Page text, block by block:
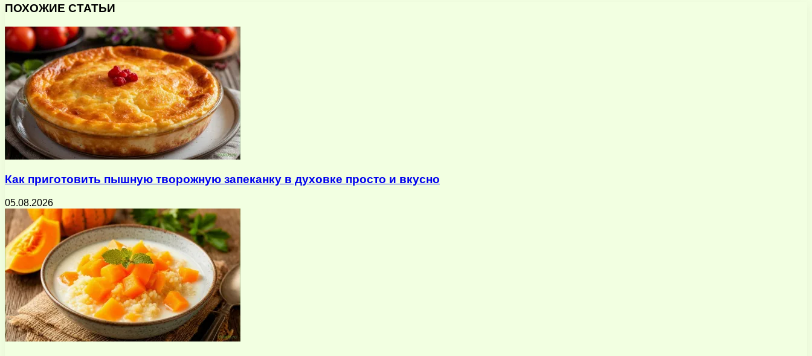
через
почту
ПОХОЖИЕ СТАТЬИ
Как приготовить пышную творожную запеканку в духовке просто и вкусно
05.08.2026